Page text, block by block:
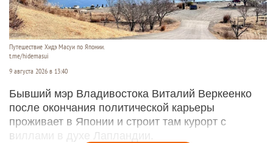
Путешествие Хидэ Масуи по Японии.
t.me/hidemasui
9 августа 2026 в 13:40
Бывший мэр Владивостока Виталий Веркеенко
после окончания политической карьеры
проживает в Японии и строит там курорт с
виллами в духе Лапландии.